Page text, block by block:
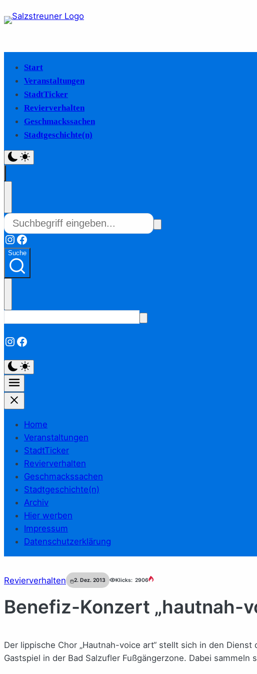
Start
Veranstaltungen
StadtTicker
Revierverhalten
Geschmackssachen
Stadtgeschichte(n)
Instagram
Facebook
Suche
Instagram
Facebook
Home
Veranstaltungen
StadtTicker
Revierverhalten
Geschmackssachen
Stadtgeschichte(n)
Archiv
Hier werben
Impressum
Datenschutzerklärung
Revierverhalten 2. Dez. 2013 Klicks: 2906
Benefiz-Konzert „hautnah-
Der lippische Chor „Hautnah-voice art“ stellt sich in den
Gastspiel in der Bad Salzufler Fußgängerzone. Dabei